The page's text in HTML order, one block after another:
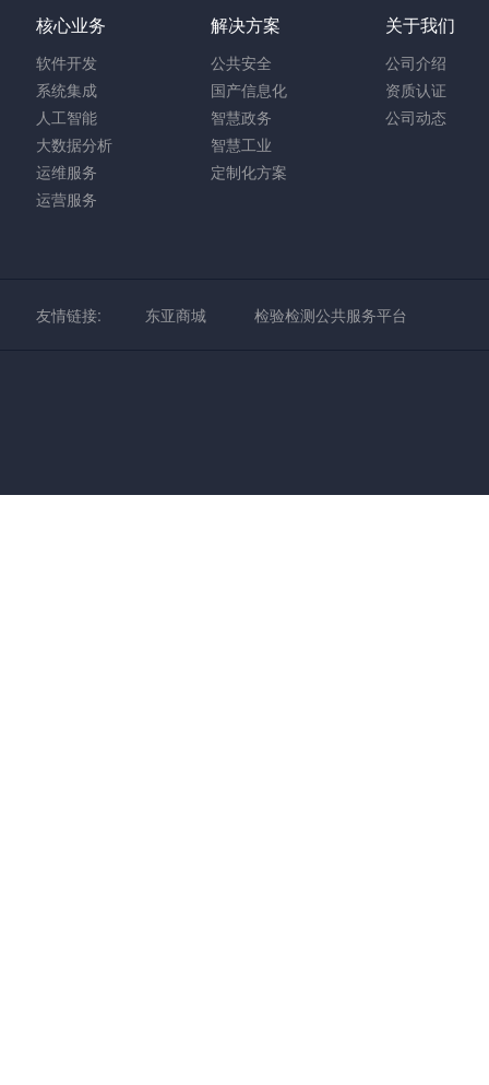
核心业务
软件开发
系统集成
人工智能
大数据分析
运维服务
运营服务
解决方案
公共安全
国产信息化
智慧政务
智慧工业
定制化方案
关于我们
公司介绍
资质认证
公司动态
友情链接: 东亚商城 检验检测公共服务平台